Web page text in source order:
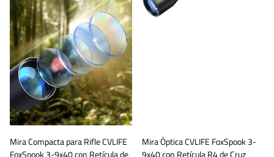
Mira Compacta para Rifle CVLIFE
FoxSpook 3-9x40 con Retícula de
Mira Óptica CVLIFE FoxSpook 3-
9x40 con Retícula R4 de Cruz